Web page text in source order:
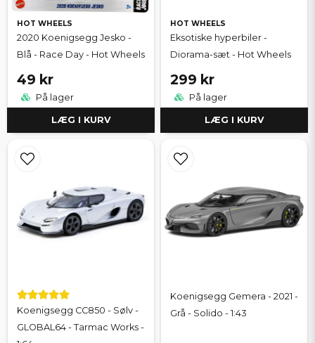
HOT WHEELS
2020 Koenigsegg Jesko -
Blå - Race Day - Hot Wheels
49 kr
På lager
LÆG I KURV
HOT WHEELS
Eksotiske hyperbiler -
Diorama-sæt - Hot Wheels
299 kr
På lager
LÆG I KURV
Koenigsegg CC850 - Sølv -
GLOBAL64 - Tarmac Works -
Koenigsegg Gemera - 2021 -
Grå - Solido - 1:43